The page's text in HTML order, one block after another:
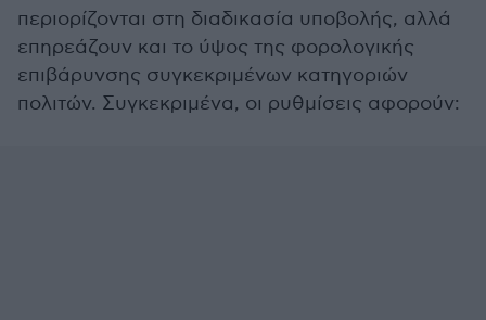
περιορίζονται στη διαδικασία υποβολής, αλλά
επηρεάζουν και το ύψος της φορολογικής
επιβάρυνσης συγκεκριμένων κατηγοριών
πολιτών. Συγκεκριμένα, οι ρυθμίσεις αφορούν: